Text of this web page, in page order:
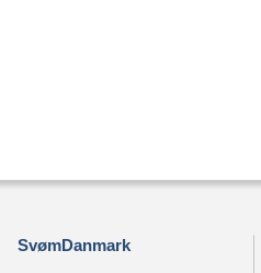
SvømDanmark